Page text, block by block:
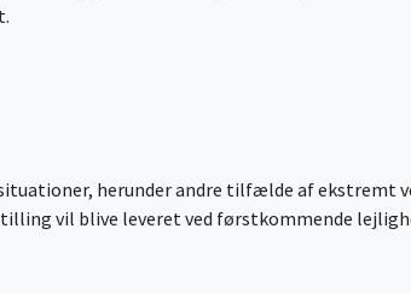
herunder andre tilfælde af ekstremt
vil blive leveret ved førstkommende